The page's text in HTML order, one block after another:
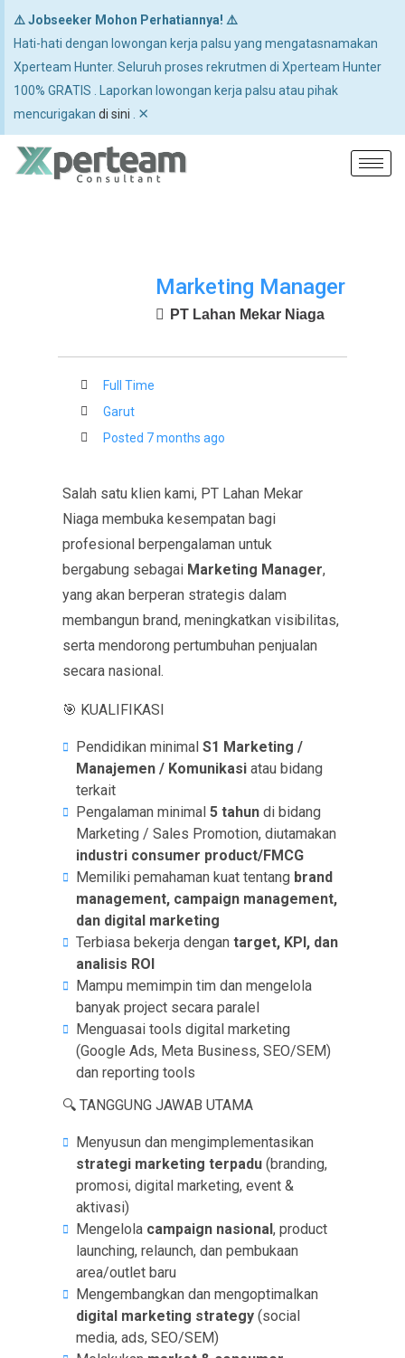
⚠️ Jobseeker Mohon Perhatiannya! ⚠️
Hati-hati dengan lowongan kerja palsu yang mengatasnamakan
Xperteam Hunter. Seluruh proses rekrutmen di Xperteam Hunter
100% GRATIS . Laporkan lowongan kerja palsu atau pihak
mencurigakan di sini ×
Marketing Manager
PT Lahan Mekar Niaga
Full Time
Garut
Posted 7 months ago
Salah satu klien kami, PT Lahan Mekar
Niaga membuka kesempatan bagi
profesional berpengalaman untuk
bergabung sebagai Marketing Manager,
yang akan berperan strategis dalam
membangun brand, meningkatkan visibilitas,
serta mendorong pertumbuhan penjualan
secara nasional.
🎯 KUALIFIKASI
Pendidikan minimalS1 Marketing /
Manajemen / Komunikasi atau bidang
terkait
Pengalaman minimal5 tahun di bidang
Marketing / Sales Promotion, diutamakan
industri consumer product/FMCG
Memiliki pemahaman kuat tentang brand
management, campaign management,
dan digital marketing
Terbiasa bekerja dengantarget, KPI, dan
analisis ROI
Mampu memimpin tim dan mengelola
banyak project secara paralel
Menguasai tools digital marketing
(Google Ads, Meta Business, SEO/SEM)
dan reporting tools
🔍 TANGGUNG JAWAB UTAMA
Menyusun dan mengimplementasikan
strategi marketing terpadu (branding,
promosi, digital marketing, event &
aktivasi)
Mengelola campaign nasional, product
launching, relaunch, dan pembukaan
area/outlet baru
Mengembangkan dan mengoptimalkan
digital marketing strategy (social
media, ads, SEO/SEM)